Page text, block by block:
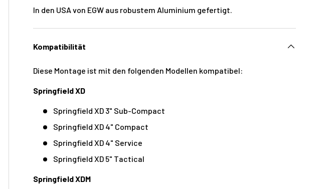
In den USA von EGW aus robustem Aluminium gefertigt.
Kompatibilität
Diese Montage ist mit den folgenden Modellen kompatibel:
Springfield XD
Springfield XD 3" Sub-Compact
Springfield XD 4" Compact
Springfield XD 4" Service
Springfield XD 5" Tactical
Springfield XDM